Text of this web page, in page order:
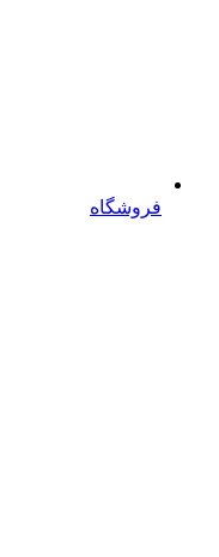
فروشگاه